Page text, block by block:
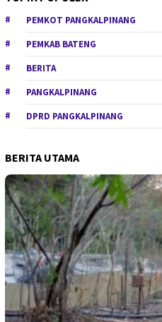
PEMKOT PANGKALPINANG
PEMKAB BATENG
BERITA
PANGKALPINANG
DPRD PANGKALPINANG
BERITA UTAMA